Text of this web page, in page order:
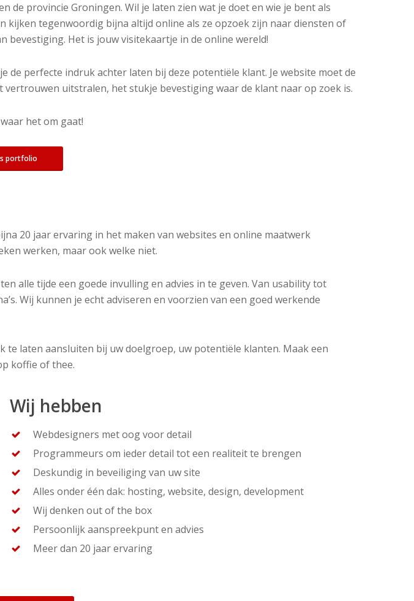
de provincie Groningen. Wil je laten zien wat je doet en wie je bent als
kijken tegenwoordig bijna altijd online als ze opzoek zijn naar diensten of
bevestiging. Het is jouw visitekaartje in de online wereld!
perfecte indruk achter laten bij deze potentiële klant. Je website moet de
uitstralen, het stukje bevestiging waar de klant naar op zoek is.
het om gaat!
portfolio
20 jaar ervaring in het maken van websites en online maatwerk
werken, maar ook welke niet.
alle tijde een goede invulling en advies in te geven. Van usability tot
Wij kunnen je echt adviseren en voorzien van een goed werkende
te laten aansluiten bij uw doelgroep, uw potentiële klanten. Maak een
koffie of thee.
Wij hebben
Webdesigners met oog voor detail
Programmeurs om ieder detail tot een realiteit te brengen
Deskundig in beveiliging van uw site
Alles onder één dak: hosting, website, design, development
Wij denken out of the box
Persoonlijk aanspreekpunt en advies
Meer dan 20 jaar ervaring